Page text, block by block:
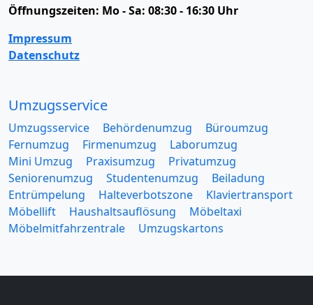
Öffnungszeiten: Mo - Sa: 08:30 - 16:30 Uhr
Impressum
Datenschutz
Umzugsservice
Umzugsservice Behördenumzug
Büroumzug
Fernumzug
Firmenumzug
Laborumzug
Mini Umzug
Praxisumzug
Privatumzug
Seniorenumzug
Studentenumzug
Beiladung
Entrümpelung
Halteverbotszone
Klaviertransport
Möbellift
Haushaltsauflösung
Möbeltaxi
Möbelmitfahrzentrale
Umzugskartons